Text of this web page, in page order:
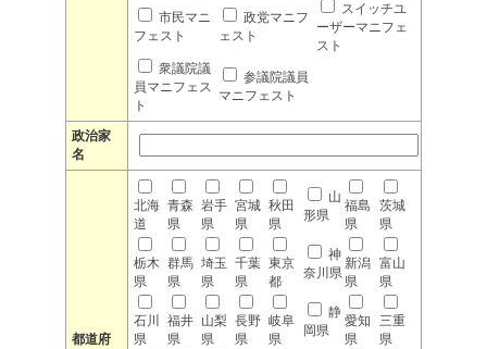
市民マニ
フェスト
政党マニフ
ェスト
スイッチユ
ーザーマニフェ
スト
衆議院議
員マニフェス
ト
参議院議員
マニフェスト
政治家
名
都道府
北海
道
青森
県
岩手
県
宮城
県
秋田
県
山
形県
福島
県
茨城
県
栃木
県
群馬
県
埼玉
県
千葉
県
東京
都
神
奈川県
新潟
県
富山
県
石川
県
福井
県
山梨
県
長野
県
岐阜
県
静
岡県
愛知
県
三重
県